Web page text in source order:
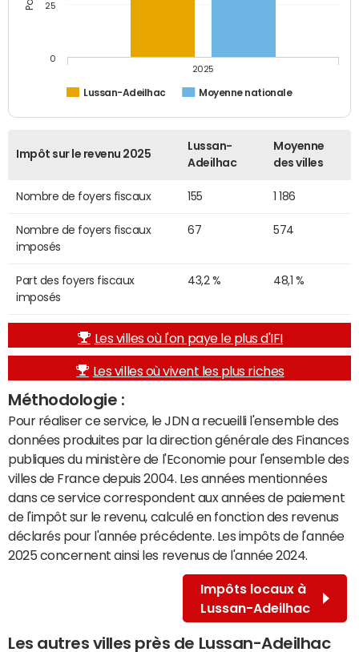
Lussan-Adeilhac Moyenne nationale
2025
0
25
Impôt sur le revenu 2025
Lussan-
Adeilhac
Moyenne
des villes
Nombre de foyers fiscaux 155 1 186
Nombre de foyers fiscaux
imposés
67 574
Part des foyers fiscaux
imposés
43,2 % 48,1 %
Les villes où l'on paye le plus d'IFI
Les villes où vivent les plus riches
Méthodologie :
Pour réaliser ce service, le JDN a recueilli l'ensemble des
données produites par la direction générale des Finances
publiques du ministère de l'Economie pour l'ensemble des
villes de France depuis 2004. Les années mentionnées
dans ce service correspondent aux années de paiement
de l'impôt sur le revenu, calculé en fonction des revenus
déclarés pour l'année précédente. Les impôts de l'année
2025 concernent ainsi les revenus de l'année 2024.
Impôts locaux à
Lussan-Adeilhac
Les autres villes près de Lussan-Adeilhac